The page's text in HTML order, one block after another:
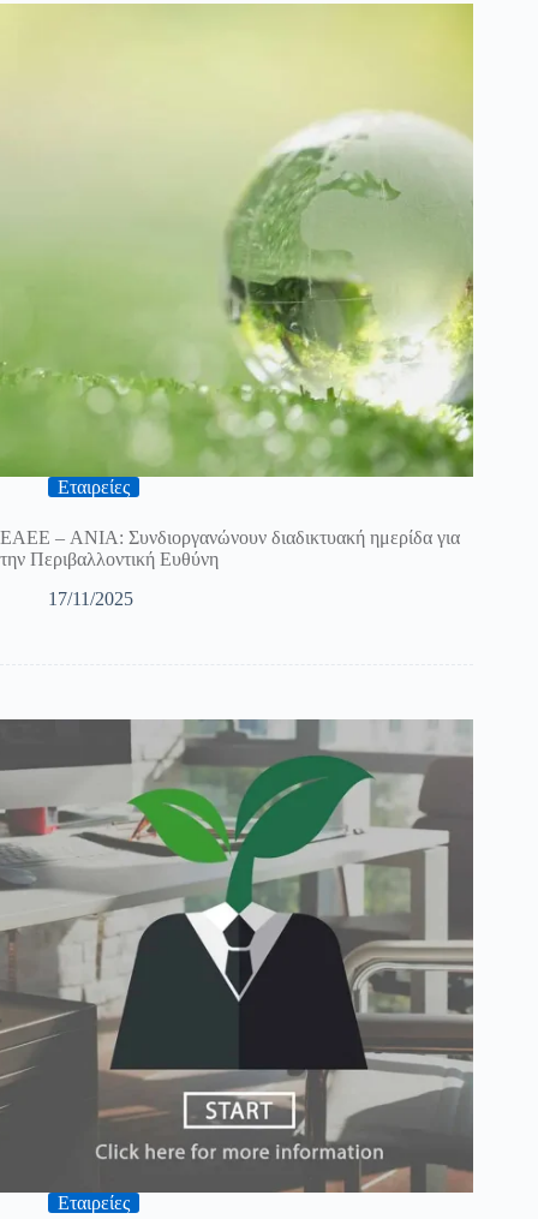
Εταιρείες
ΕΑΕΕ – ANIA: Συνδιοργανώνουν διαδικτυακή ημερίδα για
την Περιβαλλοντική Ευθύνη
17/11/2025
Εταιρείες